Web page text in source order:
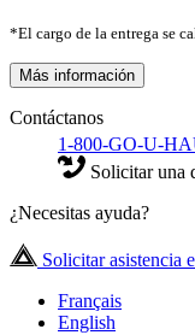
*El cargo de la entrega se
Más información
Contáctanos
1-800-GO-U-
Solicitar una
¿Necesitas ayuda?
Solicitar asistencia
Français
English